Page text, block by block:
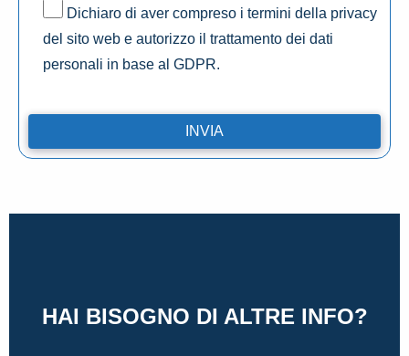
Dichiaro di aver compreso i termini della privacy
del sito web e autorizzo il trattamento dei dati
personali in base al GDPR.
HAI BISOGNO DI ALTRE INFO?